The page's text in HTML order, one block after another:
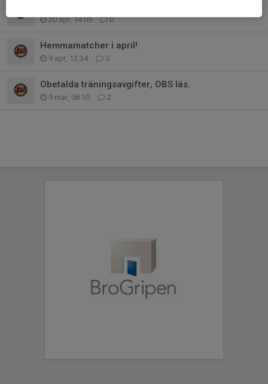
20 apr, 14:09 0
Hemmamatcher i april!
9 apr, 12:34 0
Obetalda träningsavgifter, OBS läs.
9 mar, 08:10 2